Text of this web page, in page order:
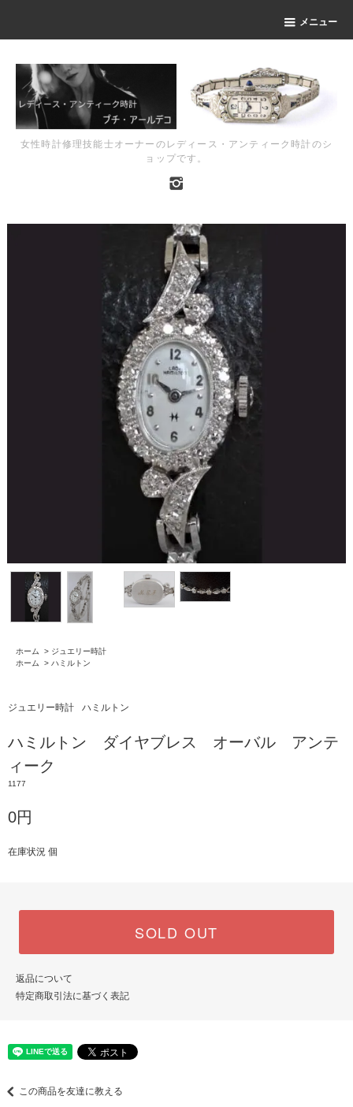
メニュー
女性時計修理技能士オーナーのレディース・アンティーク時計のシ
ョップです。
ホーム > ジュエリー時計
ホーム
> ハミルトン
ジュエリー時計 ハミルトン
ハミルトン ダイヤブレス オーバル アンテ
ィーク
1177
0円
在庫状況 個
SOLD OUT
返品について
特定商取引法に基づく表記
この商品を友達に教える